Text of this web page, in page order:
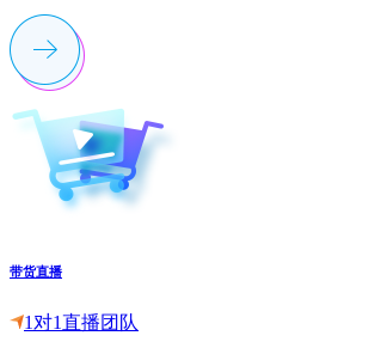
带货直播
1对1直播团队